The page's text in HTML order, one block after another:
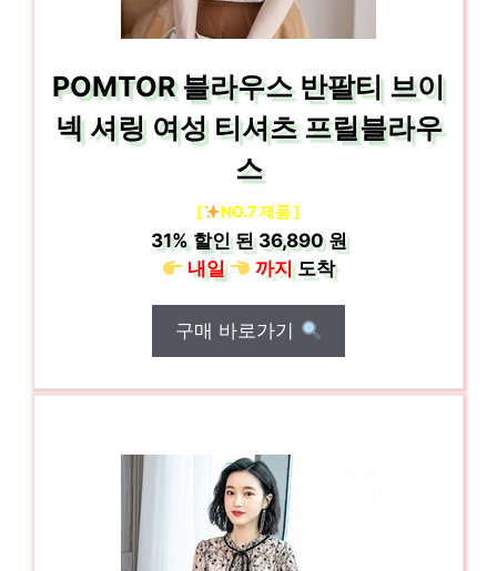
POMTOR 블라우스 반팔티 브이
넥 셔링 여성 티셔츠 프릴블라우
스
[ NO.7 제품 ]
31%할인 된36,890 원
내일
까지도착
구매 바로가기